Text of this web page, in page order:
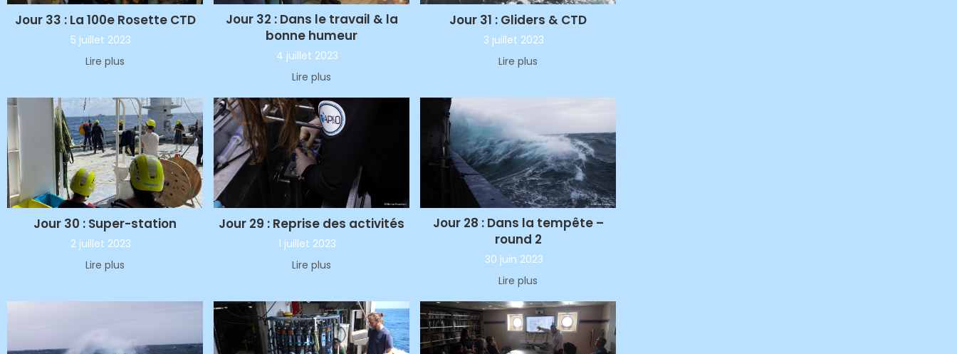
Jour 33 : La 100e Rosette CTD
5 juillet 2023
Lire plus
Jour 32 : Dans le travail & la
bonne humeur
4 juillet 2023
Lire plus
Jour 31 : Gliders & CTD
3 juillet 2023
Lire plus
Jour 30 : Super-station
2 juillet 2023
Lire plus
Jour 29 : Reprise des activités
1 juillet 2023
Lire plus
Jour 28 : Dans la tempête –
round 2
30 juin 2023
Lire plus